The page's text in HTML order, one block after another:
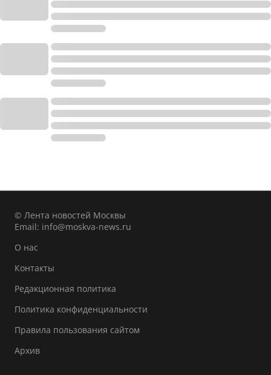
© Лента новостей Москвы
Email: info@moskva-news.ru
О нас
Контакты
Редакционная политика
Политика конфиденциальности
Правила пользования сайтом
Архив